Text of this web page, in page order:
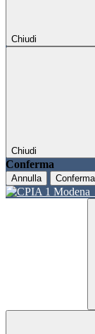
Chiudi
Chiudi
Conferma
Annulla Conferma